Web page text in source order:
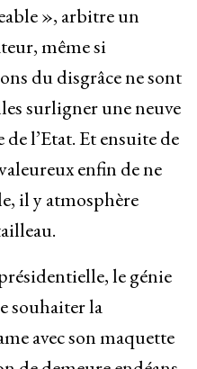
», arbitre un
même si
du disgrâce ne sont
surligner une neuve
l’Etat. Et ensuite de
enfin de ne
il y atmosphère
le génie
souhaiter la
avec son maquette